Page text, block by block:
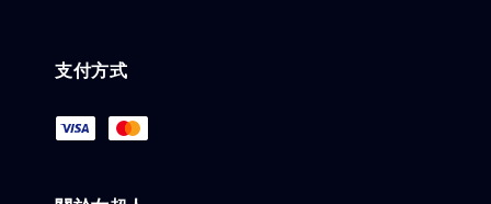
支付方式